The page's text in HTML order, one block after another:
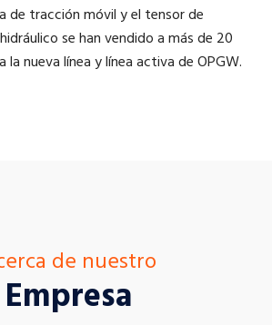
de tracción móvil y el tensor de
se han vendido a más de 20
la nueva línea y línea activa de OPGW.
de nuestro
Empresa